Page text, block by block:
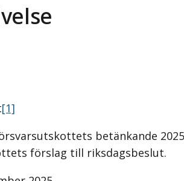
[1]
betänkande
förslag till riksdagsbeslut.